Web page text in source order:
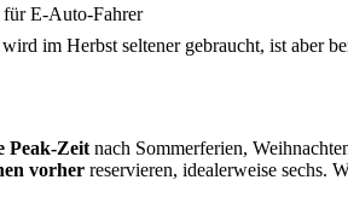
für E-Auto-Fahrer
im Herbst seltener gebraucht, ist aber
Peak-Zeit nach Sommerferien,
vorher reservieren, idealerweise sechs.